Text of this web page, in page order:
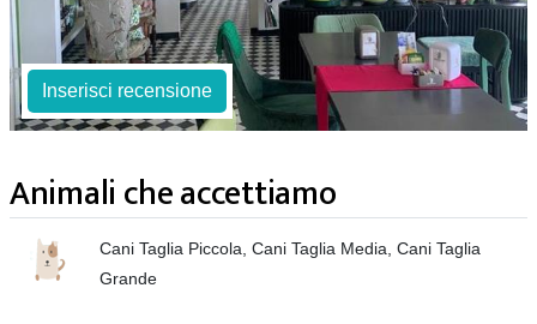
Inserisci recensione
Animali che accettiamo
Cani Taglia Piccola, Cani Taglia Media, Cani Taglia
Grande